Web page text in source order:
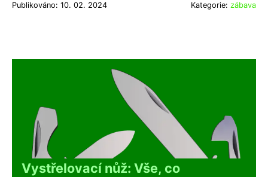
Publikováno: 10. 02. 2024 Kategorie: zábava
Vystřelovací nůž: Vše, co